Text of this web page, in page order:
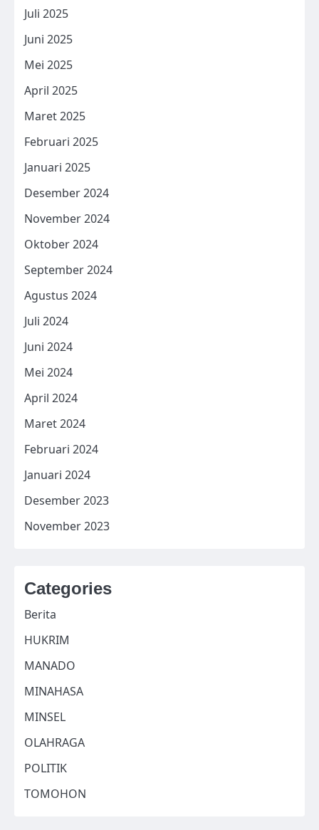
Juli 2025
Juni 2025
Mei 2025
April 2025
Maret 2025
Februari 2025
Januari 2025
Desember 2024
November 2024
Oktober 2024
September 2024
Agustus 2024
Juli 2024
Juni 2024
Mei 2024
April 2024
Maret 2024
Februari 2024
Januari 2024
Desember 2023
November 2023
Categories
Berita
HUKRIM
MANADO
MINAHASA
MINSEL
OLAHRAGA
POLITIK
TOMOHON